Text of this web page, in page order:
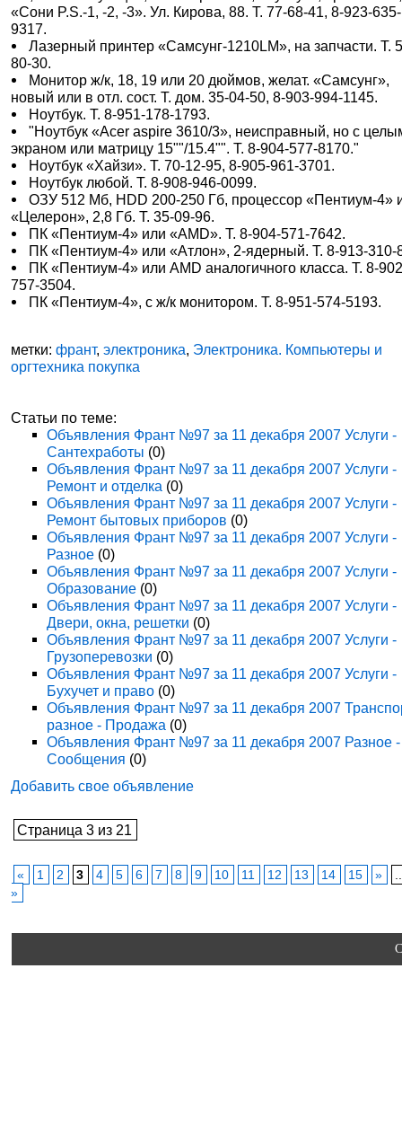
«Сони P.S.-1, -2, -3». Ул. Кирова, 88. Т. 77-68-41, 8-923-635-
9317.
Лазерный принтер «Самсунг-1210LM», на запчасти. Т.
80-30.
Монитор ж/к, 18, 19 или 20 дюймов, желат. «Самсунг»,
новый или в отл. сост. Т. дом. 35-04-50, 8-903-994-1145.
Ноутбук. Т. 8-951-178-1793.
"Ноутбук «Acer aspire 3610/3», неисправный, но с
экраном или матрицу 15""/15.4"". Т. 8-904-577-8170."
Ноутбук «Хайзи». Т. 70-12-95, 8-905-961-3701.
Ноутбук любой. Т. 8-908-946-0099.
ОЗУ 512 Мб, HDD 200-250 Гб, процессор «Пентиум-4»
«Целерон», 2,8 Гб. Т. 35-09-96.
ПК «Пентиум-4» или «AMD». Т. 8-904-571-7642.
ПК «Пентиум-4» или «Атлон», 2-ядерный. Т. 8-913-310-
ПК «Пентиум-4» или AMD аналогичного класса. Т. 8-
757-3504.
ПК «Пентиум-4», с ж/к монитором. Т. 8-951-574-5193.
метки:франт,электроника, Электроника. Компьютеры и
оргтехника покупка
Статьи по теме:
Объявления Франт №97 за 11 декабря 2007 Услуги -
Сантехработы (0)
Объявления Франт №97 за 11 декабря 2007 Услуги -
Ремонт и отделка (0)
Объявления Франт №97 за 11 декабря 2007 Услуги -
Ремонт бытовых приборов (0)
Объявления Франт №97 за 11 декабря 2007 Услуги -
Разное (0)
Объявления Франт №97 за 11 декабря 2007 Услуги -
Образование (0)
Объявления Франт №97 за 11 декабря 2007 Услуги -
Двери, окна, решетки (0)
Объявления Франт №97 за 11 декабря 2007 Услуги -
Грузоперевозки (0)
Объявления Франт №97 за 11 декабря 2007 Услуги -
Бухучет и право (0)
Объявления Франт №97 за 11 декабря 2007
разное - Продажа (0)
Объявления Франт №97 за 11 декабря 2007 Разное -
Сообщения (0)
Добавить свое объявление
Страница 3 из 21
« 1 2 3 4 5 6 7 8 9 10 11 12 13 14 15 »
»